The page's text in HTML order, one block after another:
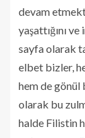
devam
yaşattığını
sayfa olarak
elbet bizler,
hem de gönül
olarak bu
halde Filistin